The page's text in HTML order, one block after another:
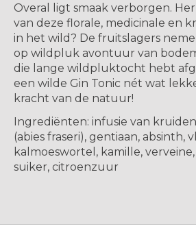
Overal ligt smaak verborgen.
van deze florale, medicinale en
in het wild? De fruitslagers
op wildpluk avontuur van
die lange wildpluktocht hebt
een wilde Gin Tonic nét wat
kracht van de natuur!
Ingrediënten: infusie van
(abies fraseri), gentiaan, absinth,
kalmoeswortel, kamille,
suiker, citroenzuur